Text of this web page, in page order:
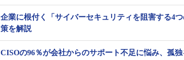
企業に根付く「サイバーセキュリティを阻害する4
策を解説
CISOの96％が会社からのサポート不足に悩み、孤